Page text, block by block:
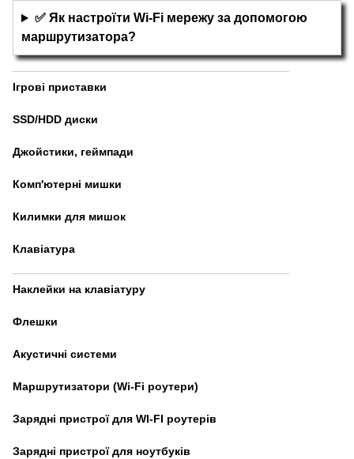
✅ Як настроїти Wi-Fi мережу за допомогою
маршрутизатора?
Ігрові приставки
SSD/HDD диски
Джойстики, геймпади
Комп'ютерні мишки
Килимки для мишок
Клавіатура
Наклейки на клавіатуру
Флешки
Акустичні системи
Маршрутизатори (Wi-Fi роутери)
Зарядні пристрої для WI-FI роутерів
Зарядні пристрої для ноутбуків